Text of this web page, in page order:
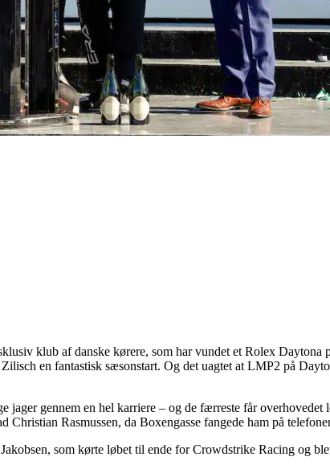
klub af danske kørere, som har vundet et Rolex
en fantastisk sæsonstart. Og det uagtet at LMP2 på
jager gennem en hel karriere – og de færreste får
Christian Rasmussen, da Boxengasse fangede ham på
som kørte løbet til ende for Crowdstrike Racing og